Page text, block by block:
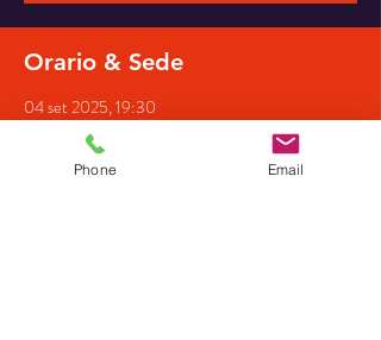
Orario & Sede
04 set 2025, 19:30
St. Medardus Nörvenich, Hirtstraße 12, 52388
Nörvenich, Deutschland
Phone Email